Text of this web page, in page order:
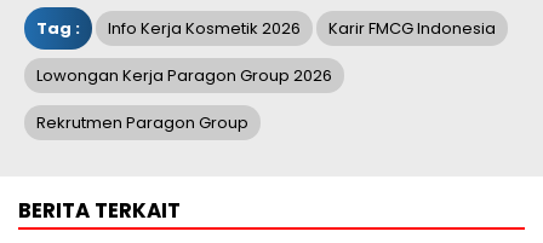
Tag : Info Kerja Kosmetik 2026 Karir FMCG Indonesia
Lowongan Kerja Paragon Group 2026
Rekrutmen Paragon Group
BERITA TERKAIT